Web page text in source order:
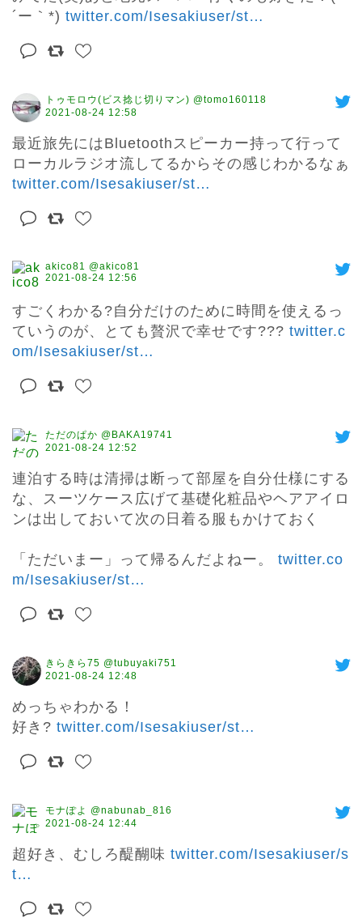
´ー｀*) twitter.com/Isesakiuser/st…
トゥモロウ(ビス捻じ切りマン) @tomo160118
2021-08-24 12:58
最近旅先にはBluetoothスピーカー持って行って
twitter.com/Isesakiuser/st…
akico81 @akico81
2021-08-24 12:56
すごくわかる?自分だけのために時間を使えるっ
ていうのが、とても贅沢で幸せです??? twitter.c
om/Isesakiuser/st…
ただのぱか @BAKA19741
2021-08-24 12:52
連泊する時は清掃は断って部屋を自分仕様にする
な、スーツケース広げて基礎化粧品やヘアアイロ
ンは出しておいて次の日着る服もかけておく
「ただいまー」って帰るんだよねー。 twitter.co
m/Isesakiuser/st…
きらきら75 @tubuyaki751
2021-08-24 12:48
めっちゃわかる！
好き? twitter.com/Isesakiuser/st…
モナぽよ @nabunab_816
2021-08-24 12:44
超好き、むしろ醍醐味 twitter.com/Isesakiuser/s
t…